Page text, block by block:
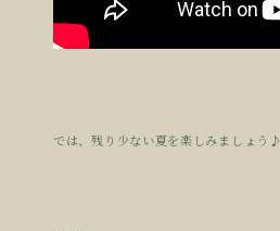
では、残り少ない夏を楽しみましょう♪